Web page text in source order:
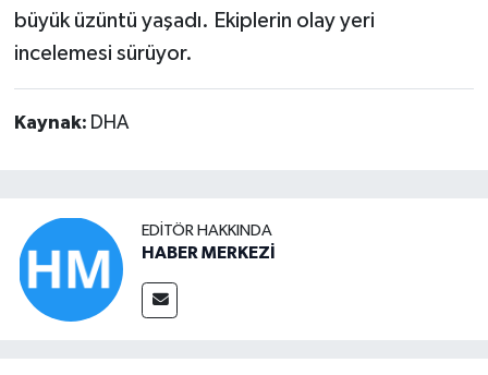
büyük üzüntü yaşadı. Ekiplerin olay yeri
incelemesi sürüyor.
Kaynak: DHA
EDITÖR HAKKINDA
HABER MERKEZİ